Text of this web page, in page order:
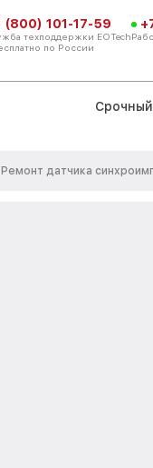
(800) 101-17-59
техподдержки EOTech
по России
Ремонт датчика